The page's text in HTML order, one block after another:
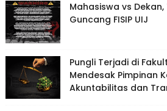
Mahasiswa vs
Guncang FISIP UIJ
Pungli Terjadi di
Mendesak Pimpinan
Akuntabilitas dan